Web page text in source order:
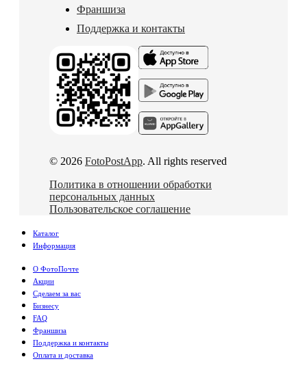
Франшиза
Поддержка и контакты
© 2026 FotoPostApp. All rights reserved
Политика в отношении обработки
персональных данных
Пользовательское соглашение
Каталог
Информация
О ФотоПочте
Акции
Сделаем за вас
Бизнесу
FAQ
Франшиза
Поддержка и контакты
Оплата и доставка